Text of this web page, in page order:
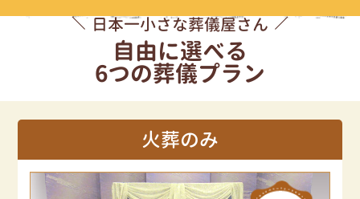
日本一小さな葬儀屋さん
自由に選べる
6つの葬儀プラン
火葬のみ